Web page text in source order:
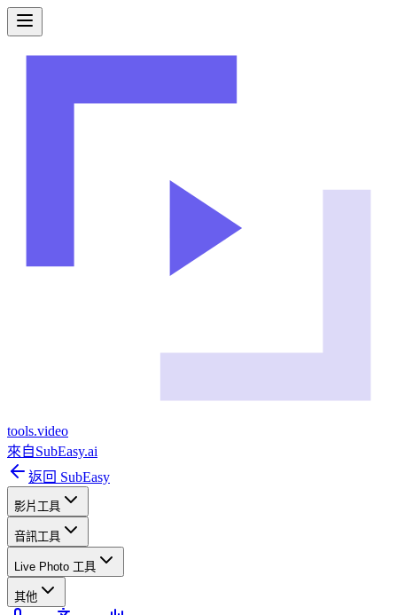
tools.video
來自SubEasy.ai
返回 SubEasy
影片工具
音訊工具
Live Photo 工具
其他